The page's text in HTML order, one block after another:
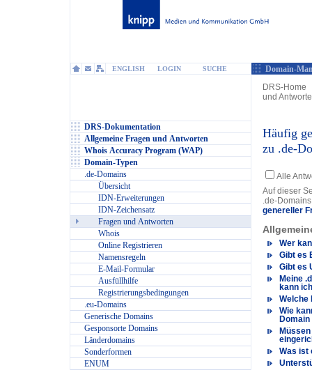
ENGLISH LOGIN SUCHE
Domain-
DRS-Home
und
DRS-Dokumentation
Allgemeine Fragen und Antworten
Whois Accuracy Program (WAP)
Domain-Typen
.de-Domains
Übersicht
IDN-Erweiterungen
IDN-Zeichensatz
Fragen und Antworten
Whois
Online Registrieren
Namensregeln
E-Mail-Formular
Ausfüllhilfe
Registrierungsbedingungen
.eu-Domains
Generische Domains
Gesponsorte Domains
Länderdomains
Sonderformen
ENUM
Häufig
zu .de-
Alle
Auf dieser
.de-
genereller
Wer
Gibt es
Gibt es
Meine
kann
Welche
Wie
Was ist